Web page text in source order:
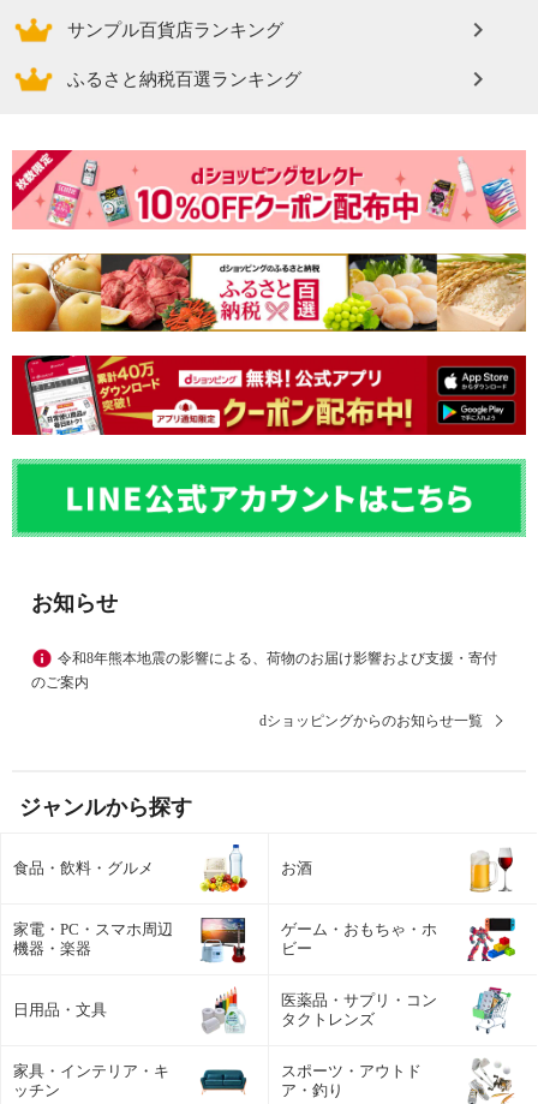
サンプル百貨店ランキング
ふるさと納税百選ランキング
お知らせ
令和8年熊本地震の影響による、荷物のお届け影響および支援・寄付
のご案内
dショッピングからのお知らせ一覧
ジャンルから探す
食品・飲料・グルメ お酒
家電・PC・スマホ周辺
機器・楽器
ゲーム・おもちゃ・ホ
ビー
日用品・文具
医薬品・サプリ・コン
タクトレンズ
家具・インテリア・キ
ッチン
スポーツ・アウトド
ア・釣り